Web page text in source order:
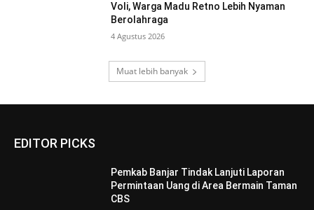
Voli, Warga Madu Retno Lebih Nyaman
Berolahraga
4 Agustus 2026
Muat lebih banyak
EDITOR PICKS
Pemkab Banjar Tindak Lanjuti Laporan
Permintaan Uang di Area Bermain Taman
CBS